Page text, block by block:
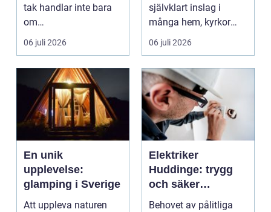
tak handlar inte bara
om
hantverksskicklighet.
Valet av materia...
06 juli 2026
självklart inslag i
många hem, kyrkor
och kapel...
06 juli 2026
En unik
upplevelse:
glamping i Sverige
Att uppleva naturen
Elektriker
Huddinge: trygg
och säker
elinstallation
Behovet av pålitliga